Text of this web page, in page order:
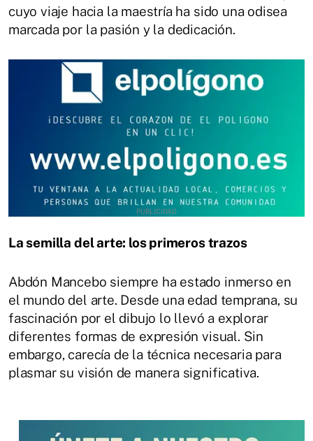
cuyo viaje hacia la maestría ha sido una odisea
marcada por la pasión y la dedicación.
La semilla del arte: los primeros trazos
Abdón Mancebo siempre ha estado inmerso en
el mundo del arte. Desde una edad temprana, su
fascinación por el dibujo lo llevó a explorar
diferentes formas de expresión visual. Sin
embargo, carecía de la técnica necesaria para
plasmar su visión de manera significativa.